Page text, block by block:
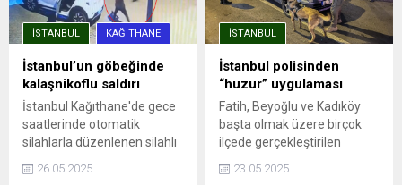
İSTANBUL KAĞITHANE
İstanbul’un göbeğinde
kalaşnikoflu saldırı
İstanbul Kağıthane'de gece
saatlerinde otomatik
silahlarla düzenlenen silahlı
Ümit Engin şans eseri yara
26.05.2025
İSTANBUL
İstanbul polisinden
“huzur” uygulaması
Fatih, Beyoğlu ve Kadıköy
başta olmak üzere birçok
ilçede gerçekleştirilen
müdürlükleri, Asayiş, Özel
23.05.2025